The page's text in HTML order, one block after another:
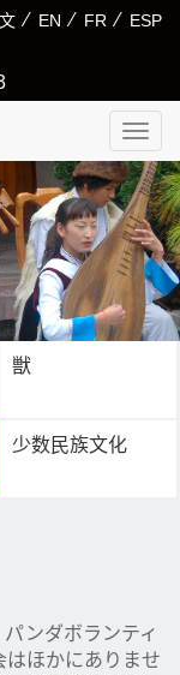
⁄ EN ⁄ FR ⁄ ESP
獣
少数民族文化
ンダボランティ
はほかにありませ